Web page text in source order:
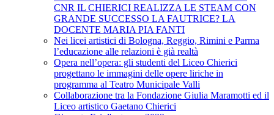
CNR IL CHIERICI REALIZZA LE STEAM CON
GRANDE SUCCESSO LA FAUTRICE? LA
DOCENTE MARIA PIA FANTI
Nei licei artistici di Bologna, Reggio, Rimini e Parma
l’educazione alle relazioni è già realtà
Opera nell’opera: gli studenti del Liceo Chierici
progettano le immagini delle opere liriche in
programma al Teatro Municipale Valli
Collaborazione tra la Fondazione Giulia Maramotti ed il
Liceo artistico Gaetano Chierici